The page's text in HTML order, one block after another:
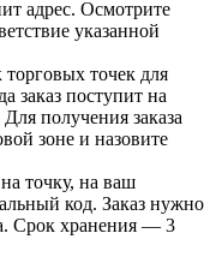
адрес. Осмотрите
указанной
точек для
заказ поступит на
получения заказа
зоне и назовите
точку, на ваш
код. Заказ нужно
Срок хранения — 3